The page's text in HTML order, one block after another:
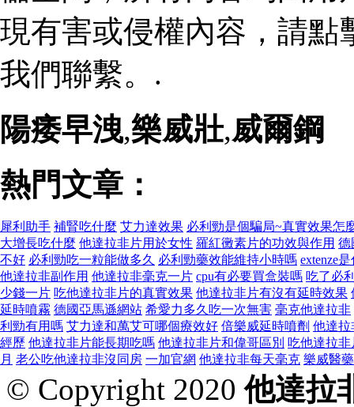
現有害或侵權內容，請點
我們聯繫。.
陽痿早洩,樂威壯,威爾鋼
熱門文章：
犀利助手 補腎吃什麼 艾力達效果 必利勁是個騙局~真實效果怎
大增長吃什麼 他達拉非片用於女性 羅紅黴素片的功效與作用 德
不好 必利勁吃一粒能做多久 必利勁藥效能維持小時嗎 extenze
他達拉非副作用 他達拉非毫克一片 cpu有必要買盒裝嗎 吃了必
少錢一片 吃他達拉非片的真實效果 他達拉非片有沒有延時效果
延時噴霧 德國亞馬遜網站 希愛力多久吃一次無害 毫克他達拉非
利勁有用嗎 艾力達和萬艾可哪個療效好 倍樂威延時噴劑 他達拉
經歷 他達拉非片能長期吃嗎 他達拉非片和偉哥區別 吃他達拉
月 老公吃他達拉非沒同房 一加官網 他達拉非每天毫克 樂威醫
© Copyright 2020他達拉